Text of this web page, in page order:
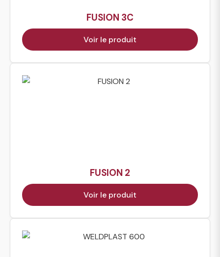
FUSION 3C
Voir le produit
FUSION 2
Voir le produit